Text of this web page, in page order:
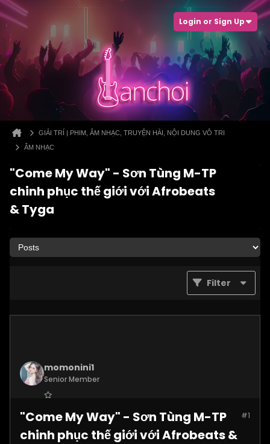
Login or Sign Up
GIẢI TRÍ | PHIM, ÂM NHẠC, TRUYỆN HÀI, NỘI DUNG VÔ TRI
ÂM NHẠC
"Come My Way" - Sơn Tùng M-TP
chinh phục thế giới với Afrobeats
& Tyga
Filter
momonini1
Senior Member
Posts:5399 #1
"Come My Way" - Sơn Tùng M-TP
chinh phục thế giới với Afrobeats &